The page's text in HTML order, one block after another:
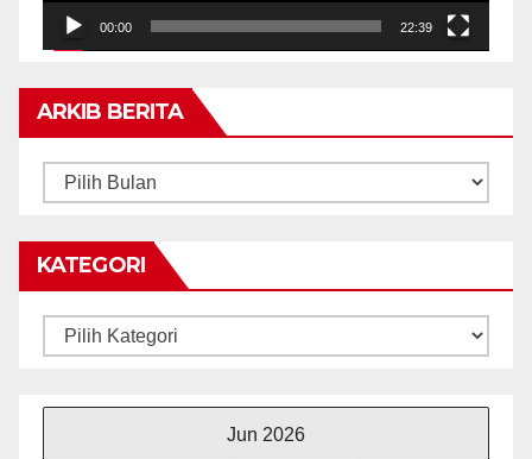
00:00 22:39
ARKIB BERITA
ARKIB
KATEGORI
Kategori
Jun 2026